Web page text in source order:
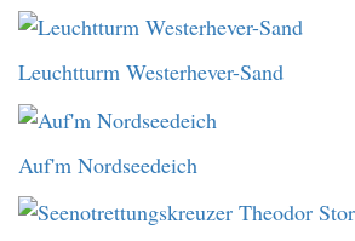
Leuchtturm Westerhever-Sand
Auf'm Nordseedeich